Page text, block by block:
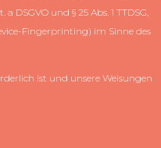
und § 25 Abs. 1 TTDSG,
Fingerprinting) im Sinne des
ist und unsere Weisungen